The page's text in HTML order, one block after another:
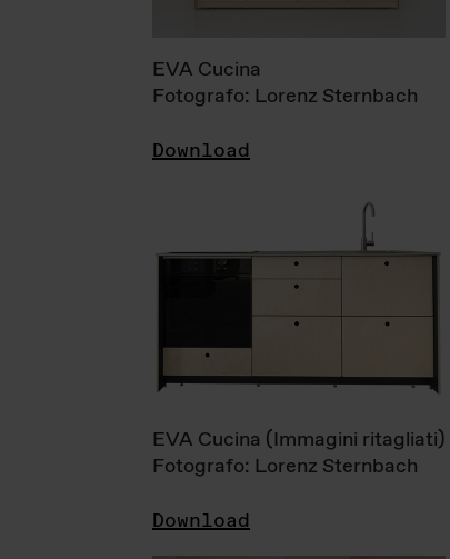
EVA Cucina
Fotografo: Lorenz Sternbach
Download
EVA Cucina (Immagini ritagliati)
Fotografo: Lorenz Sternbach
Download